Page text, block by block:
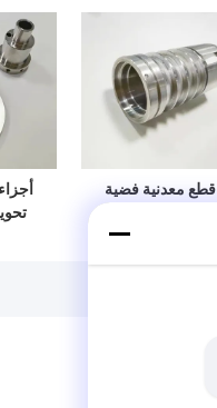
قطع معدنية فضية